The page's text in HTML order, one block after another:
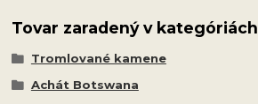
Tovar zaradený v kategóriách
Tromlované kamene
Achát Botswana